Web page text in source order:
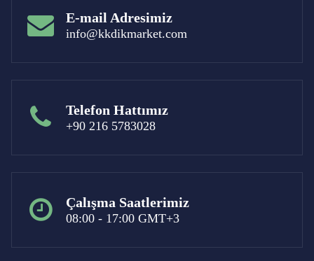
E-mail Adresimiz
info@kkdikmarket.com
Telefon Hattımız
+90 216 5783028
Çalışma Saatlerimiz
08:00 - 17:00 GMT+3